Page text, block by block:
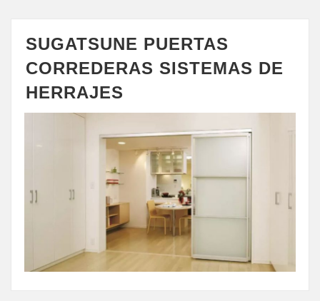
SUGATSUNE PUERTAS
CORREDERAS SISTEMAS DE
HERRAJES